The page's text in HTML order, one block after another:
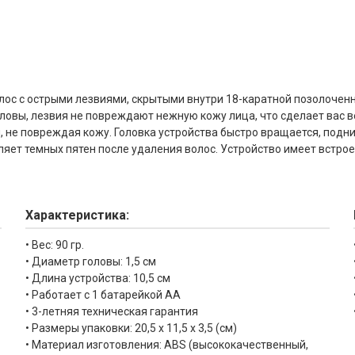
с острыми лезвиями, скрытыми внутри 18-каратной
лезвия не повреждают нежную кожу лица, что сделает вас
повреждая кожу. Головка устройства быстро вращается,
темных пятен после удаления волос. Устройство имеет
Характеристика:
• Вес: 90 гр.
• Диаметр головы: 1,5 см
• Длина устройства: 10,5 см
• Работает с 1 батарейкой АА
• 3-летняя техническая гарантия
• Размеры упаковки: 20,5 х 11,5 х 3,5 (см)
• Материал изготовления: ABS (высококачественный,